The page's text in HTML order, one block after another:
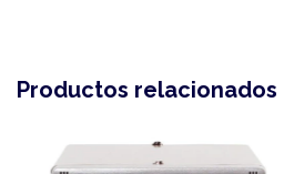
Productos relacionados